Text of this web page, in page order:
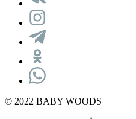
© 2022 BABY WOODS